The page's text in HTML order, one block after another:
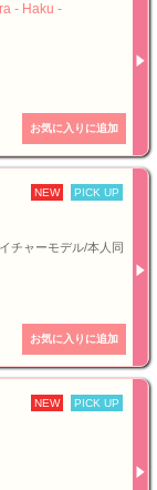
- Haku -
NEW PICK UP
チャーモデル/本人同
NEW PICK UP